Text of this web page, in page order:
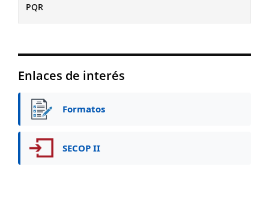
PQR
Enlaces de interés
Formatos
SECOP II